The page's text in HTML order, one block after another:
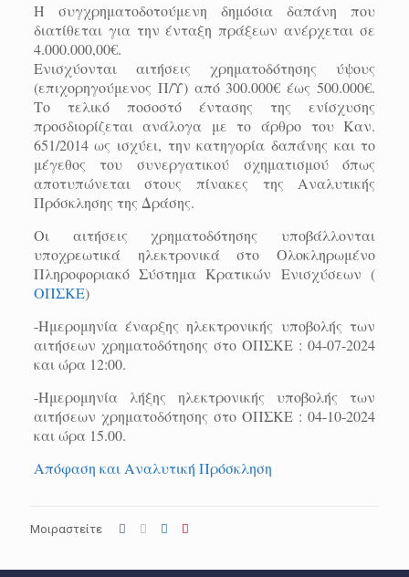
Η συγχρηματοδοτούμενη δημόσια δαπάνη που
διατίθεται για την ένταξη πράξεων ανέρχεται σε
4.000.000,00€.
Ενισχύονται αιτήσεις χρηματοδότησης ύψους
(επιχορηγούμενος Π/Υ) από 300.000€ έως 500.000€.
Το τελικό ποσοστό έντασης της ενίσχυσης
προσδιορίζεται ανάλογα με το άρθρο του Καν.
651/2014 ως ισχύει, την κατηγορία δαπάνης και το
μέγεθος του συνεργατικού σχηματισμού όπως
αποτυπώνεται στους πίνακες της Αναλυτικής
Πρόσκλησης της Δράσης.
Οι αιτήσεις χρηματοδότησης υποβάλλονται
υποχρεωτικά ηλεκτρονικά στο Ολοκληρωμένο
Πληροφοριακό Σύστημα Κρατικών Ενισχύσεων (
ΟΠΣΚΕ)
-Ημερομηνία έναρξης ηλεκτρονικής υποβολής των
αιτήσεων χρηματοδότησης στο ΟΠΣΚΕ : 04-07-2024
και ώρα 12:00.
-Ημερομηνία λήξης ηλεκτρονικής υποβολής των
αιτήσεων χρηματοδότησης στο ΟΠΣΚΕ : 04-10-2024
και ώρα 15.00.
Απόφαση και Αναλυτική Πρόσκληση
Μοιραστείτε